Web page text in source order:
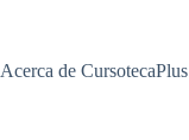
Acerca de CursotecaPlus